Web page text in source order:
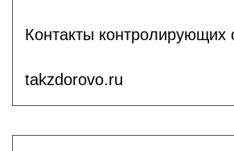
Контакты контролирующих
takzdorovo.ru